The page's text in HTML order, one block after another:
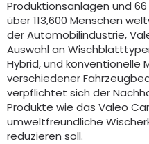
Produktionsanlagen und
über 113,600 Menschen
der Automobilindustrie,
Auswahl an
Hybrid, und konventionelle
verschiedener
verpflichtet sich der
Produkte wie das Valeo
umweltfreundliche
reduzieren soll.